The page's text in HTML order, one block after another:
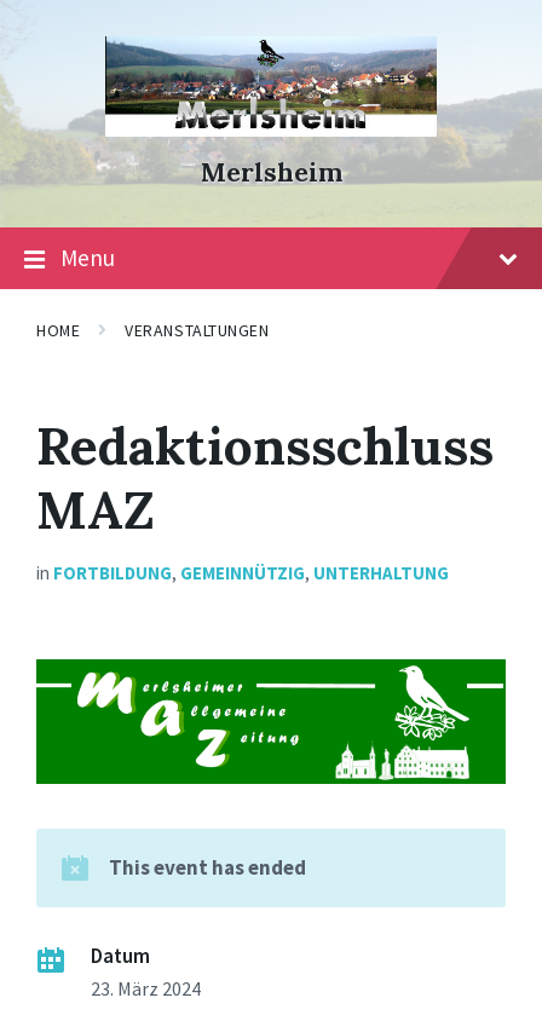
navigation
Merlsheim
Menu
HOME VERANSTALTUNGEN
Redaktionsschluss
MAZ
in FORTBILDUNG, GEMEINNÜTZIG, UNTERHALTUNG
This event has ended
Datum
23. März 2024